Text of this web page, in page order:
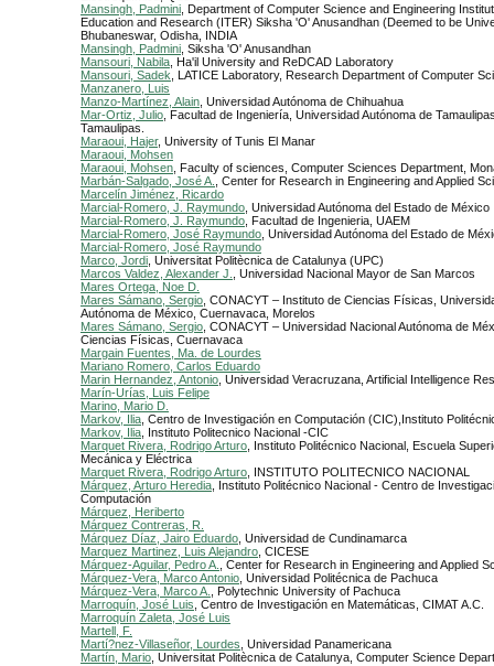
Mansingh, Padmini , Department of Computer Science and Engineering
Education and Research (ITER) Siksha 'O' Anusandhan (Deemed to be
Bhubaneswar, Odisha, INDIA
Mansingh, Padmini , Siksha 'O' Anusandhan
Mansouri, Nabila , Ha'il University and ReDCAD Laboratory
Mansouri, Sadek , LATICE Laboratory, Research Department of Computer
Manzanero, Luis
Manzo-Martínez, Alain , Universidad Autónoma de Chihuahua
Mar-Ortiz, Julio , Facultad de Ingeniería, Universidad Autónoma de
Tamaulipas.
Maraoui, Hajer, University of Tunis El Manar
Maraoui, Mohsen
Maraoui, Mohsen , Faculty of sciences, Computer Sciences Department,
Marbán-Salgado, José A.
, Center for Research in Engineering and Applied
Marcelín Jiménez, Ricardo
Marcial-Romero, J. Raymundo , Universidad Autónoma del Estado de México
Marcial-Romero, J. Raymundo , Facultad de Ingenieria, UAEM
Marcial-Romero, José Raymundo , Universidad Autónoma del Estado de
Marcial-Romero, José Raymundo
Marco, Jordi , Universitat Politècnica de Catalunya (UPC)
Marcos Valdez, Alexander J.
, Universidad Nacional Mayor de San Marcos
Mares Ortega, Noe D.
Mares Sámano, Sergio , CONACYT – Instituto de Ciencias Físicas,
Autónoma de México, Cuernavaca, Morelos
Mares Sámano, Sergio , CONACYT – Universidad Nacional Autónoma de
Ciencias Físicas, Cuernavaca
Margain Fuentes, Ma. de Lourdes
Mariano Romero, Carlos Eduardo
Marin Hernandez, Antonio , Universidad Veracruzana, Artificial Intelligence
Marín-Urías, Luis Felipe
Marino, Mario D.
Markov, Ilia , Centro de Investigación en Computación (CIC),Instituto
Markov, Ilia , Instituto Politecnico Nacional -CIC
Marquet Rivera, Rodrigo Arturo , Instituto Politécnico Nacional, Escuela
Mecánica y Eléctrica
Marquet Rivera, Rodrigo Arturo , INSTITUTO POLITECNICO NACIONAL
Márquez, Arturo Heredia , Instituto Politécnico Nacional - Centro de
Computación
Márquez, Heriberto
Márquez Contreras, R.
Márquez Díaz, Jairo Eduardo , Universidad de Cundinamarca
Marquez Martinez, Luis Alejandro , CICESE
Márquez-Aguilar, Pedro A.
, Center for Research in Engineering and Applied
Márquez-Vera, Marco Antonio , Universidad Politécnica de Pachuca
Márquez-Vera, Marco A.
, Polytechnic University of Pachuca
Marroquín, José Luis , Centro de Investigación en Matemáticas, CIMAT A.C.
Marroquín Zaleta, José Luis
Martell, F.
Martí?nez-Villaseñor, Lourdes , Universidad Panamericana
Martín, Mario , Universitat Politècnica de Catalunya, Computer Science